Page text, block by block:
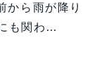
ら雨が降り
も関わ…